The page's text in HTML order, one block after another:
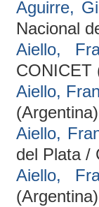
Aguirre,
Nacional
Aiello,
CONICET
Aiello,
(Argentina)
Aiello,
del Plata /
Aiello,
(Argentina)